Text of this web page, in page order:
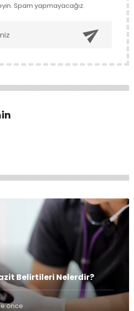
Spam yapmayacağız.

Belirtileri Nelerdir?
önce